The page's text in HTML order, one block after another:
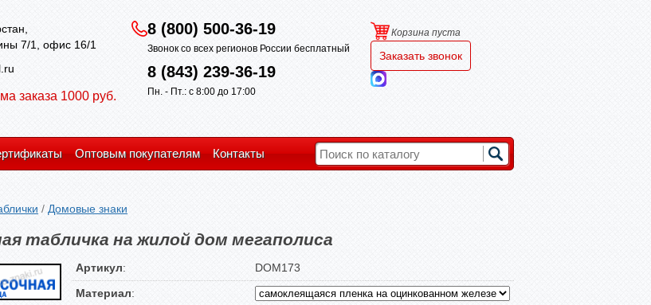
7/1, офис 16/1
заказа 1000 руб.
8 (800) 500-36-19
Звонок со всех регионов России бесплатный
8 (843) 239-36-19
Пн. - Пт.: с 8:00 до 17:00
Корзина пуста
Заказать звонок
Оптовым покупателям Контакты
/ Домовые знаки
табличка на жилой дом мегаполиса
Артикул:
DOM173
Материал: